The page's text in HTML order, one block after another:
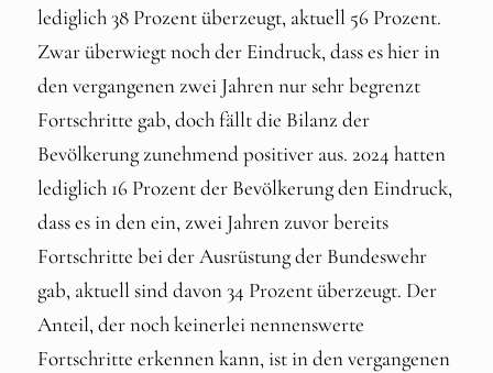
lediglich 38 Prozent überzeugt, aktuell 56 Prozent.
Zwar überwiegt noch der Eindruck, dass es hier in
den vergangenen zwei Jahren nur sehr begrenzt
Fortschritte gab, doch fällt die Bilanz der
Bevölkerung zunehmend positiver aus. 2024 hatten
lediglich 16 Prozent der Bevölkerung den Eindruck,
dass es in den ein, zwei Jahren zuvor bereits
Fortschritte bei der Ausrüstung der Bundeswehr
gab, aktuell sind davon 34 Prozent überzeugt. Der
Anteil, der noch keinerlei nennenswerte
Fortschritte erkennen kann, ist in den vergangenen